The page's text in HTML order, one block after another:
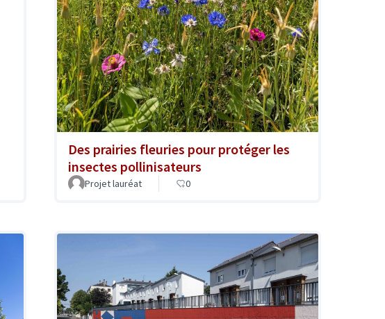
Des prairies fleuries pour protéger les
insectes pollinisateurs
Projet lauréat 0